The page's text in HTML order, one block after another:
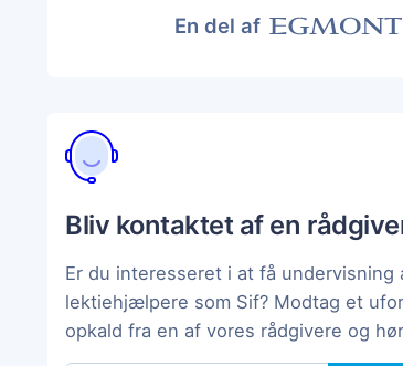
En del af
Bliv kontaktet af en
Er du interesseret i at få undervisning
lektiehjælpere som Sif? Modtag et
opkald fra en af vores rådgivere og